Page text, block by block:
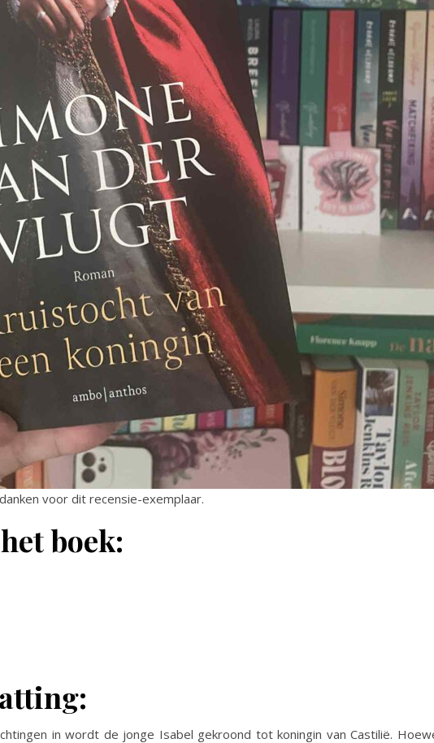
voor dit recensie-exemplaar.
boek:
in wordt de jonge Isabel gekroond tot koningin van Castilië.